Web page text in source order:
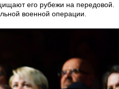
его рубежи на передовой.
военной операции.